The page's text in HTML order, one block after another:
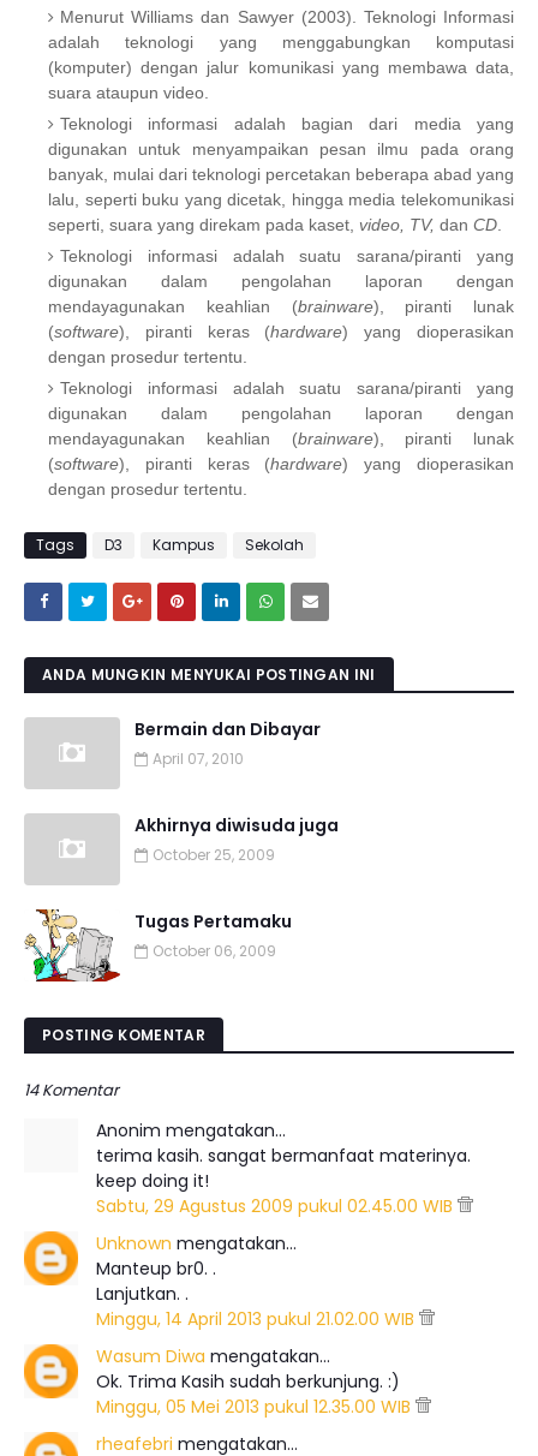
Menurut Williams dan Sawyer (2003). Teknologi Informasi
adalah teknologi yang menggabungkan komputasi
(komputer) dengan jalur komunikasi yang membawa data,
suara ataupun video.
Teknologi informasi adalah bagian dari media yang
digunakan untuk menyampaikan pesan ilmu pada orang
banyak, mulai dari teknologi percetakan beberapa abad yang
lalu, seperti buku yang dicetak, hingga media telekomunikasi
seperti, suara yang direkam pada kaset, video, TV, dan CD
Teknologi informasi adalah suatu sarana/piranti yang
digunakan dalam pengolahan laporan dengan
mendayagunakan keahlian (brainware), piranti lunak
(software), piranti keras (hardware) yang dioperasikan
dengan prosedur tertentu.
Teknologi informasi adalah suatu sarana/piranti yang
digunakan dalam pengolahan laporan dengan
mendayagunakan keahlian (brainware), piranti lunak
(software), piranti keras (hardware) yang dioperasikan
dengan prosedur tertentu.
Tags D3 Kampus Sekolah
ANDA MUNGKIN MENYUKAI POSTINGAN INI
Bermain dan Dibayar
April 07, 2010
Akhirnya diwisuda juga
October 25, 2009
Tugas Pertamaku
October 06, 2009
POSTING KOMENTAR
14 Komentar
Anonim mengatakan…
terima kasih. sangat bermanfaat materinya.
keep doing it!
Sabtu, 29 Agustus 2009 pukul 02.45.00 WIB
Unknown mengatakan…
Manteup br0. .
Lanjutkan. .
Minggu, 14 April 2013 pukul 21.02.00 WIB
Wasum Diwa mengatakan…
Ok. Trima Kasih sudah berkunjung. :)
Minggu, 05 Mei 2013 pukul 12.35.00 WIB
rheafebri mengatakan…